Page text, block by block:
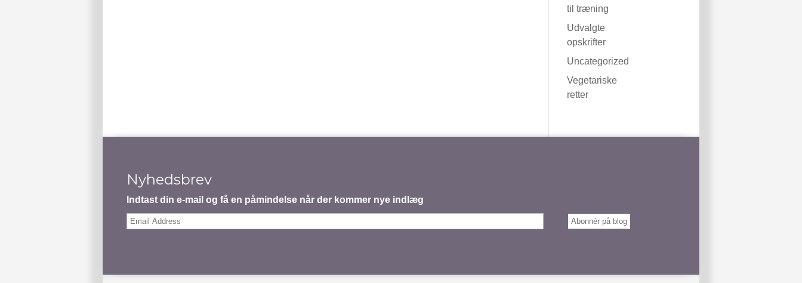
til træning
Udvalgte
opskrifter
Uncategorized
Vegetariske
retter
Nyhedsbrev
Indtast din e-mail og få en påmindelse når der kommer nye indlæg
Email
Abonnér på blog